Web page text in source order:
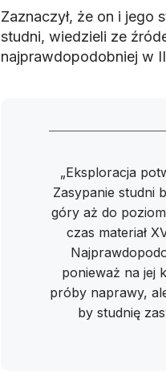
Zaznaczył, że on i jego
studni, wiedzieli ze
najprawdopodobniej w
„Eksploracja
Zasypanie studni
góry aż do
czas materiał
ponieważ na jej
próby naprawy,
by studnię